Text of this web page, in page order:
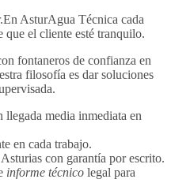
AsturAgua Técnica cada
el cliente esté tranquilo.
fontaneros de confianza en
filosofía es dar soluciones
llegada media inmediata en
en cada trabajo.
con garantía por escrito.
informe técnico legal para